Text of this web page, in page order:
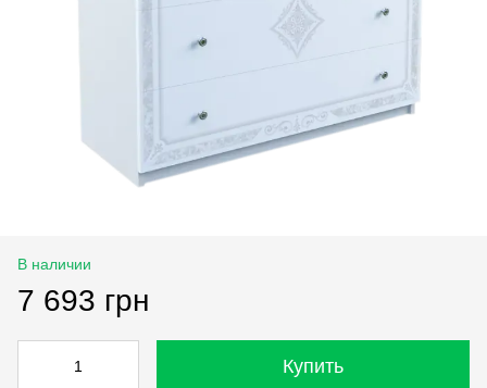
В наличии
7 693 грн
Купить